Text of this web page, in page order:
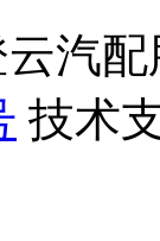
汽
技术